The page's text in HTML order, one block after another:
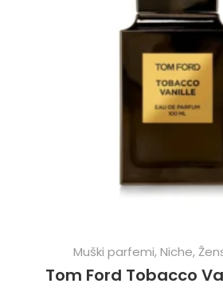
Muški parfemi,Niche,
Tom Ford Tobacco